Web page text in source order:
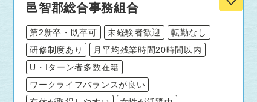
邑智郡総合事務組合
第2新卒・既卒可 未経験者歓迎
転勤なし
研修制度あり
月平均残業時間20時間以内
U・Iターン者多数在籍
ワークライフバランスが良い